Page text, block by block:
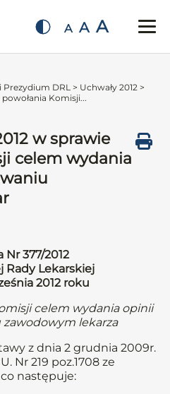
A A A
Prezydium DRL > Uchwały 2012 >
Komisji...
w sprawie
celem wydania
Nr 377/2012
Rady Lekarskiej
2012 roku
celem wydania opinii
lekarza
z dnia 2 grudnia 2009r.
Nr 219 poz.1708 ze
następuje: